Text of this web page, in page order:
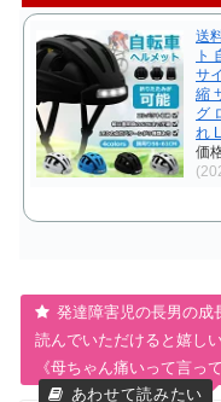
送
ト
サ
縮
グ
れ
価
発達障害児の長男の成
読んでいただけると嬉しい
《母ちゃん痛いって言っ